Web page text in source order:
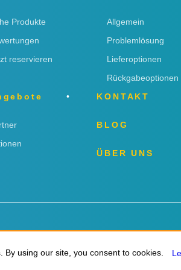
Produkte
reservieren
Allgemein
Problemlösung
Lieferoptionen
Rückgabeoptionen
KONTAKT
BLOG
ÜBER UNS
using our site, you consent to cookies.
using our site, you consent to cookies.